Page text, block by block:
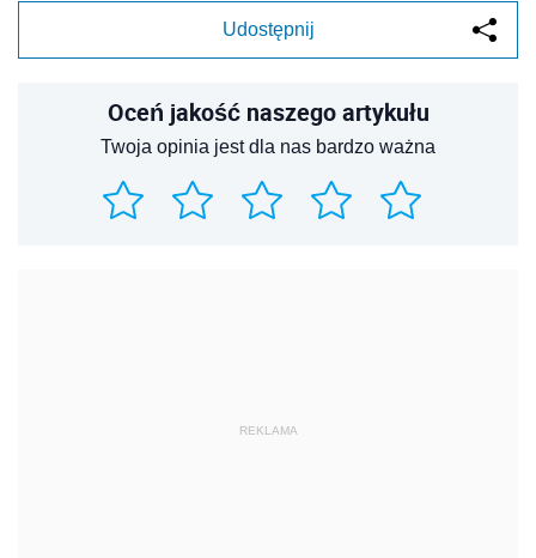
Udostępnij
Oceń jakość naszego artykułu
Twoja opinia jest dla nas bardzo ważna
REKLAMA